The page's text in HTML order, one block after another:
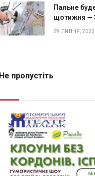
Пальне
щотижня —
29 ЛИПНЯ, 2023
Не пропустіть